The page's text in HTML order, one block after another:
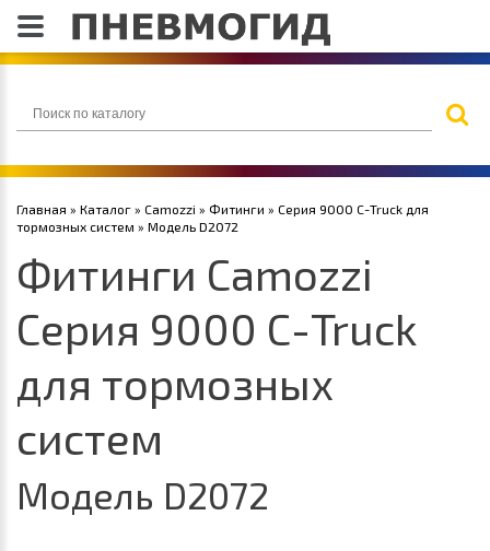
Главная » Каталог » Camozzi » Фитинги » Серия 9000 С-Truck для
тормозных систем » Модель D2072
Фитинги Camozzi
Серия 9000 С-Truck
для тормозных
систем
Модель D2072